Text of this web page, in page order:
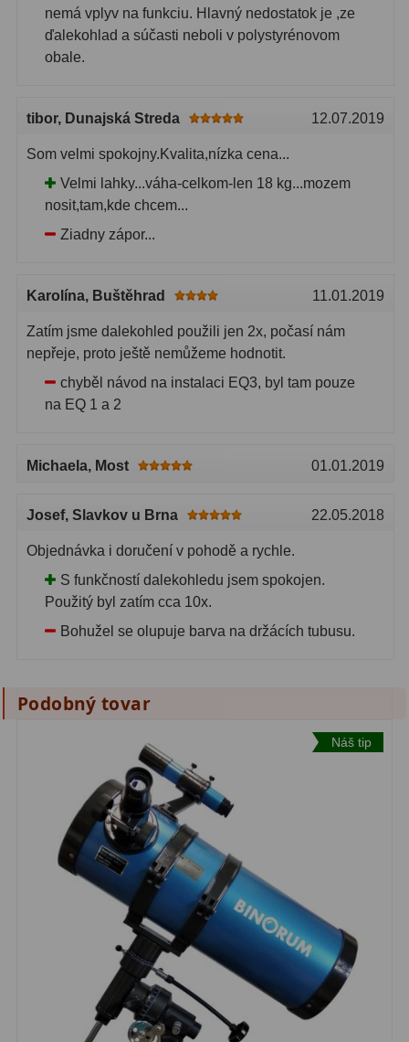
nemá vplyv na funkciu. Hlavný nedostatok je ,ze
ďalekohlad a súčasti neboli v polystyrénovom
obale.
tibor, Dunajská Streda 12.07.2019
Som velmi spokojny.Kvalita,nízka cena...
Velmi lahky...váha-celkom-len 18 kg...mozem
nosit,tam,kde chcem...
Ziadny zápor...
Karolína, Buštěhrad 11.01.2019
Zatím jsme dalekohled použili jen 2x, počasí nám
nepřeje, proto ještě nemůžeme hodnotit.
chyběl návod na instalaci EQ3, byl tam pouze
na EQ 1 a 2
Michaela, Most 01.01.2019
Josef, Slavkov u Brna 22.05.2018
Objednávka i doručení v pohodě a rychle.
S funkčností dalekohledu jsem spokojen.
Použitý byl zatím cca 10x.
Bohužel se olupuje barva na držácích tubusu.
Podobný tovar
Náš tip